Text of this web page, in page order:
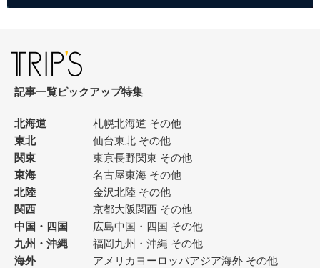
記事一覧ピックアップ特集
北海道 札幌北海道 その他
東北
仙台東北 その他
関東
東京長野関東 その他
東海
名古屋東海 その他
北陸
金沢北陸 その他
関西
京都大阪関西 その他
中国・四国
広島中国・四国 その他
九州・沖縄
福岡九州・沖縄 その他
海外
アメリカ ヨーロッパアジア海外 その他